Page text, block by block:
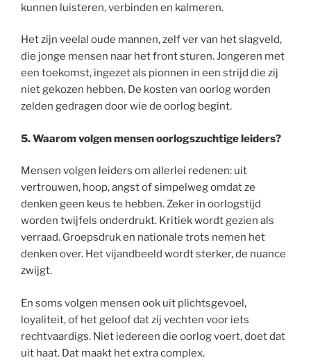
kunnen luisteren, verbinden en kalmeren.
Het zijn veelal oude mannen, zelf ver van het slagveld,
die jonge mensen naar het front sturen. Jongeren met
een toekomst, ingezet als pionnen in een strijd die zij
niet gekozen hebben. De kosten van oorlog worden
zelden gedragen door wie de oorlog begint.
5. Waarom volgen mensen oorlogszuchtige leiders?
Mensen volgen leiders om allerlei redenen: uit
vertrouwen, hoop, angst of simpelweg omdat ze
denken geen keus te hebben. Zeker in oorlogstijd
worden twijfels onderdrukt. Kritiek wordt gezien als
verraad. Groepsdruk en nationale trots nemen het
denken over. Het vijandbeeld wordt sterker, de nuance
zwijgt.
En soms volgen mensen ook uit plichtsgevoel,
loyaliteit, of het geloof dat zij vechten voor iets
rechtvaardigs. Niet iedereen die oorlog voert, doet dat
uit haat. Dat maakt het extra complex.